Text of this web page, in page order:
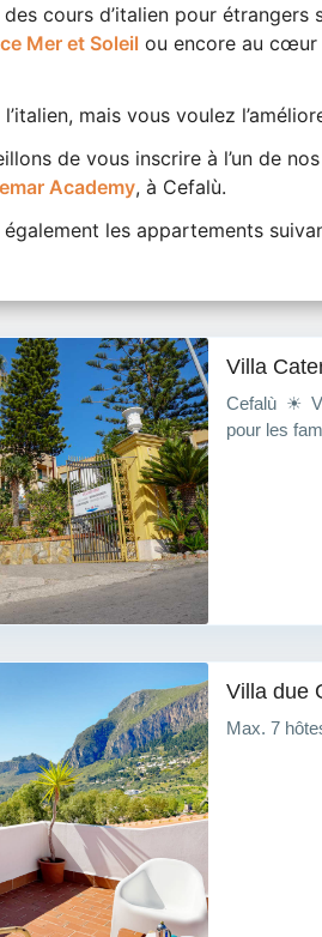
cours d’italien pour
Mer et Soleil ou encore au cœur
mais vous voulez
de vous inscrire à l’un de
Academy, à Cefalù.
les appartements
Villa
Cefalù ☀
pour les
Villa due
Max. 7